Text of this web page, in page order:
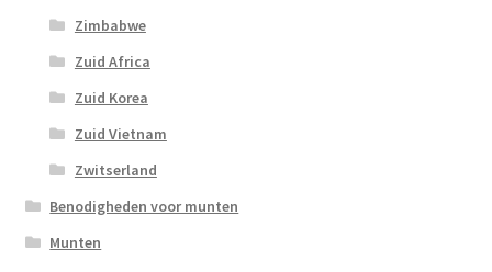
Zimbabwe
Zuid Africa
Zuid Korea
Zuid Vietnam
Zwitserland
Benodigheden voor munten
Munten